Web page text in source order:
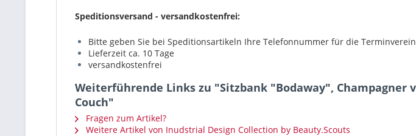
Speditionsversand - versandkostenfrei:
Bitte geben Sie bei Speditionsartikeln Ihre Telefonnummer für die
Lieferzeit ca. 10 Tage
versandkostenfrei
Weiterführende Links zu "Sitzbank "Bodaway", Champagner
Couch"
Fragen zum Artikel?
Weitere Artikel von Inudstrial Design Collection by Beauty.Scouts